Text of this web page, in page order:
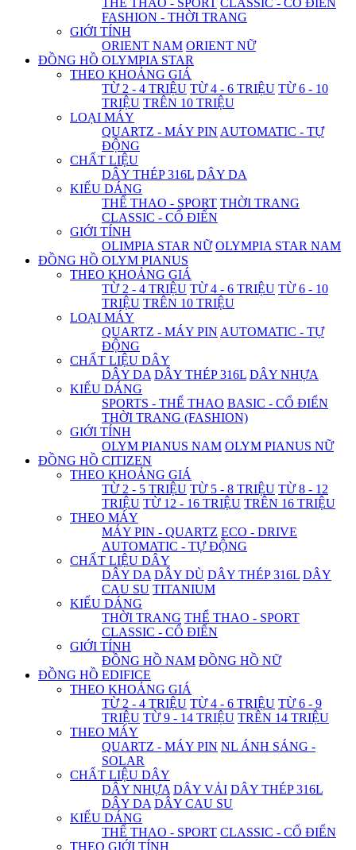
THỂ THAO - SPORT CLASSIC - CỔ ĐIỂN
FASHION - THỜI TRANG
GIỚI TÍNH
ORIENT NAM ORIENT NỮ
ĐỒNG HỒ OLYMPIA STAR
THEO KHOẢNG GIÁ
TỪ 2 - 4 TRIỆU TỪ 4 - 6 TRIỆU TỪ 6 - 10
TRIỆU TRÊN 10 TRIỆU
LOẠI MÁY
QUARTZ - MÁY PIN AUTOMATIC - TỰ
ĐỘNG
CHẤT LIỆU
DÂY THÉP 316L DÂY DA
KIỂU DÁNG
THỂ THAO - SPORT THỜI TRANG
CLASSIC - CỔ ĐIỂN
GIỚI TÍNH
OLIMPIA STAR NỮ OLYMPIA STAR NAM
ĐỒNG HỒ OLYM PIANUS
THEO KHOẢNG GIÁ
TỪ 2 - 4 TRIỆU TỪ 4 - 6 TRIỆU TỪ 6 - 10
TRIỆU TRÊN 10 TRIỆU
LOẠI MÁY
QUARTZ - MÁY PIN AUTOMATIC - TỰ
ĐỘNG
CHẤT LIỆU DÂY
DÂY DA DÂY THÉP 316L DÂY NHỰA
KIỂU DÁNG
SPORTS - THỂ THAO BASIC - CỔ ĐIỂN
THỜI TRANG (FASHION)
GIỚI TÍNH
OLYM PIANUS NAM OLYM PIANUS NỮ
ĐỒNG HỒ CITIZEN
THEO KHOẢNG GIÁ
TỪ 2 - 5 TRIỆU TỪ 5 - 8 TRIỆU TỪ 8 - 12
TRIỆU TỪ 12 - 16 TRIỆU TRÊN 16 TRIỆU
THEO MÁY
MÁY PIN - QUARTZ ECO - DRIVE
AUTOMATIC - TỰ ĐỘNG
CHẤT LIỆU DÂY
DÂY DA DÂY DÙ DÂY THÉP 316L DÂY
CAU SU TITANIUM
KIỂU DÁNG
THỜI TRANG THỂ THAO - SPORT
CLASSIC - CỔ ĐIỂN
GIỚI TÍNH
ĐỒNG HỒ NAM ĐỒNG HỒ NỮ
ĐỒNG HỒ EDIFICE
THEO KHOẢNG GIÁ
TỪ 2 - 4 TRIỆU TỪ 4 - 6 TRIỆU TỪ 6 - 9
TRIỆU TỪ 9 - 14 TRIỆU TRÊN 14 TRIỆU
THEO MÁY
QUARTZ - MÁY PIN NL ÁNH SÁNG -
SOLAR
CHẤT LIỆU DÂY
DÂY NHỰA DÂY VẢI DÂY THÉP 316L
DÂY DA DÂY CAU SU
KIỂU DÁNG
THỂ THAO - SPORT CLASSIC - CỔ ĐIỂN
THEO GIỚI TÍNH